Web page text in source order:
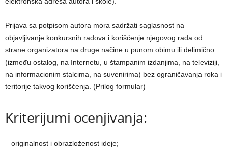
Prijava sa potpisom autora mora sadržati saglasnost na
objavlјivanje konkursnih radova i korišćenje njegovog rada od
strane organizatora na druge načine u punom obimu ili delimično
(između ostalog, na Internetu, u štampanim izdanjima, na televiziji,
na informacionim stalcima, na suvenirima) bez ograničavanja roka i
teritorije takvog korišćenja. (Prilog formular)
Kriterijumi ocenjivanja:
– originalnost i obrazloženost ideje;